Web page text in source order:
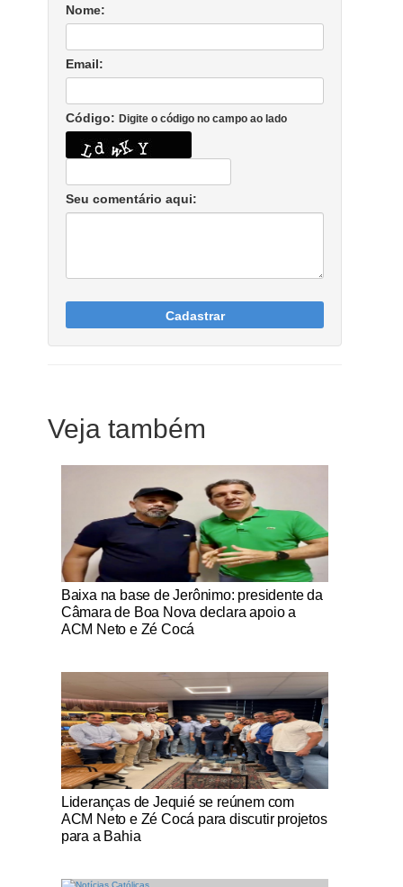
Nome:
Email:
Código: Digite o código no campo ao lado
Seu comentário aqui:
Cadastrar
Veja também
Notícias Católicas
Baixa na base de Jerônimo: presidente da
Câmara de Boa Nova declara apoio a
ACM Neto e Zé Cocá
Notícias Católicas
Lideranças de Jequié se reúnem com
ACM Neto e Zé Cocá para discutir projetos
para a Bahia